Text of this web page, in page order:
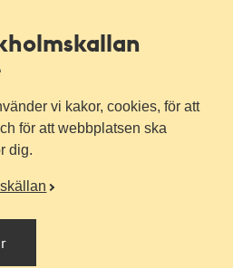
vi kakor, cookies, för att
för att webbplatsen ska
dig.